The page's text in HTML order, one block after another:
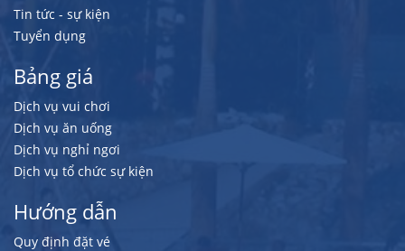
Tin tức - sự kiện
Tuyển dụng
Bảng giá
Dịch vụ vui chơi
Dịch vụ ăn uống
Dịch vụ nghỉ ngơi
Dịch vụ tổ chức sự kiện
Hướng dẫn
Quy định đặt vé